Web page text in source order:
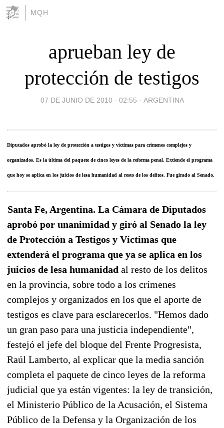
MQH
aprueban ley de
protección de testigos
07 DE JUNIO DE 2010 - 02:55 - ARGENTINA
Diputados aprobó la ley de protección a testigos y víctimas para crímenes complejos y
organizados. Es la última del paquete de cinco leyes de la reforma penal. Extiende el programa
que hoy se aplica en los juicios de lesa humanidad al resto de los delitos. Fue girado al Senado.
Santa Fe, Argentina. La Cámara de Diputados
aprobó por unanimidad y giró al Senado la ley
de Protección a Testigos y Víctimas que
extenderá el programa que ya se aplica en los
juicios de lesa humanidad al resto de los delitos
en la provincia, sobre todo a los crímenes
complejos y organizados en los que el aporte de
testigos es clave para esclarecerlos. "Hemos dado
un gran paso para una justicia independiente",
festejó el jefe del bloque del Frente Progresista,
Raúl Lamberto, al explicar que la media sanción
completa el paquete de cinco leyes de la reforma
judicial que ya están vigentes: la ley de transición,
el Ministerio Público de la Acusación, el Sistema
Público de la Defensa y la Organización de los